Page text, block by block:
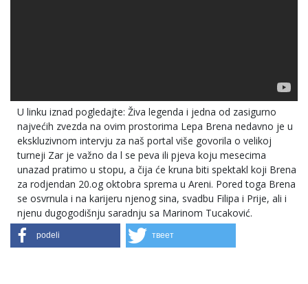
U linku iznad pogledajte: Živa legenda i jedna od zasigurno
najvećih zvezda na ovim prostorima Lepa Brena nedavno je u
ekskluzivnom intervju za naš portal više govorila o velikoj
turneji Zar je važno da l se peva ili pjeva koju mesecima
unazad pratimo u stopu, a čija će kruna biti spektakl koji Brena
za rodjendan 20.og oktobra sprema u Areni. Pored toga Brena
se osvrnula i na karijeru njenog sina, svadbu Filipa i Prije, ali i
njenu dugogodišnju saradnju sa Marinom Tucaković.
podeli твеет